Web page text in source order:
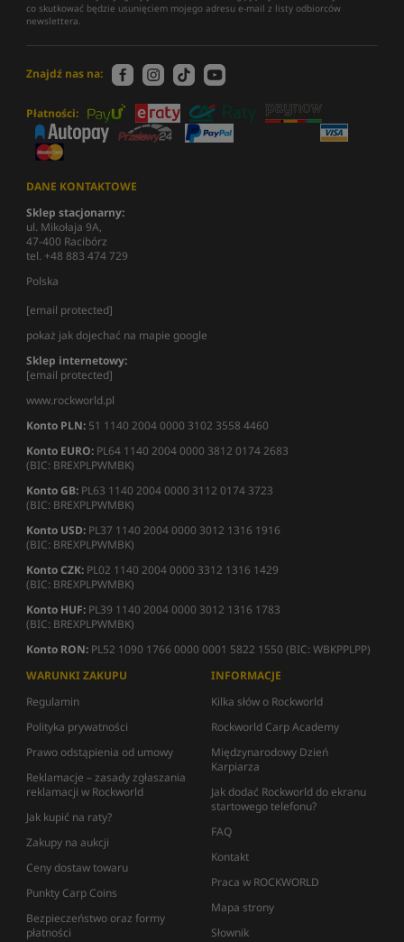
co skutkować będzie usunięciem mojego adresu e-mail z listy odbiorców
newslettera.
Znajdź nas na:
Płatności:
DANE KONTAKTOWE
Sklep stacjonarny:
ul. Mikołaja 9A,
47-400 Racibórz
tel. +48 883 474 729
Polska
[email protected]
pokaż jak dojechać na mapie google
Sklep internetowy:
[email protected]
www.rockworld.pl
Konto PLN: 51 1140 2004 0000 3102 3558 4460
Konto EURO: PL64 1140 2004 0000 3812 0174 2683
(BIC: BREXPLPWMBK)
Konto GB: PL63 1140 2004 0000 3112 0174 3723
(BIC: BREXPLPWMBK)
Konto USD: PL37 1140 2004 0000 3012 1316 1916
(BIC: BREXPLPWMBK)
Konto CZK: PL02 1140 2004 0000 3312 1316 1429
(BIC: BREXPLPWMBK)
Konto HUF: PL39 1140 2004 0000 3012 1316 1783
(BIC: BREXPLPWMBK)
Konto RON: PL52 1090 1766 0000 0001 5822 1550 (BIC: WBKPPLPP)
WARUNKI ZAKUPU
Regulamin
Polityka prywatności
Prawo odstąpienia od umowy
Reklamacje – zasady zgłaszania
reklamacji w Rockworld
Jak kupić na raty?
Zakupy na aukcji
Ceny dostaw towaru
Punkty Carp Coins
Bezpieczeństwo oraz formy
płatności
INFORMACJE
Kilka słów o Rockworld
Rockworld Carp Academy
Międzynarodowy Dzień
Karpiarza
Jak dodać Rockworld do ekranu
startowego telefonu?
FAQ
Kontakt
Praca w ROCKWORLD
Mapa strony
Słownik